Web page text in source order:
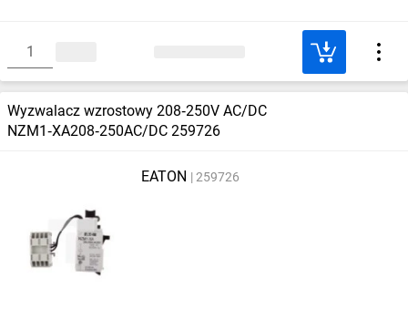
Wyzwalacz wzrostowy 208‑250V AC/DC
NZM1‑XA208‑250AC/DC 259726
EATON 259726